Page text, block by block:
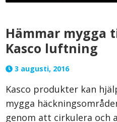
Hämmar mygga
Kasco luftning
3 augusti, 2016
Kasco produkter kan
mygga
genom att cirkulera och